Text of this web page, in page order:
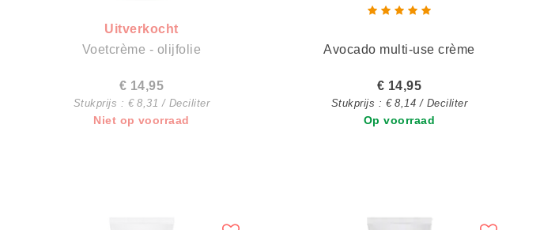
Uitverkocht
Voetcrème - olijfolie
€ 14,95
Stukprijs : € 8,31 / Deciliter
Niet op voorraad
Avocado multi-use crème
€ 14,95
Stukprijs : € 8,14 / Deciliter
Op voorraad